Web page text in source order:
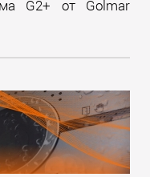
G2+ от Golmar